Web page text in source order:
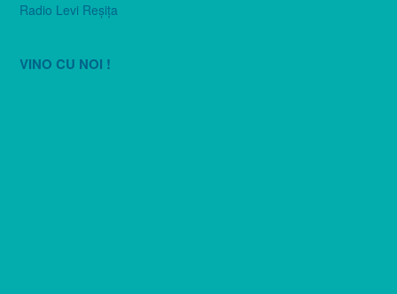
Radio Levi Reşiţa
VINO CU NOI !